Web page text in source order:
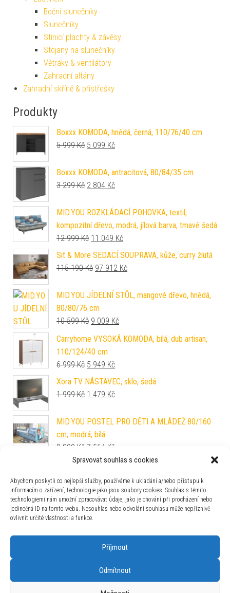
Spravovat souhlas s cookies
Abychom poskytli co nejlepší služby, používáme k ukládání a/nebo přístupu k
informacím o zařízení, technologie jako jsou soubory cookies. Souhlas s těmito
technologiemi nám umožní zpracovávat údaje, jako je chování při procházení nebo
jedinečná ID na tomto webu. Nesouhlas nebo odvolání souhlasu může nepříznivě
ovlivnit určité vlastnosti a funkce.
Příjmout
Odmítnout
Boční slunečníky
Slunečníky
Stínicí plachty & závěsy
Stojany na slunečníky
Větráky & ventilátory
Zahradní altány
Zahradní skříně & přístřešky
Produkty
Boxxx KOMODA, hnědá, černá, 110/76/40 cm
5 999Kč Původní cena byla: 5 999 Kč.
5 099 KčAktuální cena je: 5 099 Kč.
Boxxx KOMODA, antracitová, 80/84/35 cm
3 299Kč Původní cena byla: 3 299 Kč.
2 804 KčAktuální cena je: 2 804 Kč.
MID.YOU ROZKLÁDACÍ POHOVKA, textil,
kompozitní dřevo, modrá, jílová barva, tmavě šedá
12 999Kč Původní cena byla: 12 999 Kč.
11 049 KčAktuální cena je: 11 049 Kč.
Sit & More SEDACÍ SOUPRAVA, kůže, curry žlutá
115 190Kč Původní cena byla: 115 190 Kč.
97 912 KčAktuální cena je: 97 912 Kč.
MID.YOU JÍDELNÍ STŮL, mangové dřevo, hnědá,
80/80/76 cm
10 599Kč Původní cena byla: 10 599 Kč.
9 009 KčAktuální cena je: 9 009 Kč.
Carryhome VYSOKÁ KOMODA, bílá, dub artisan,
110/124/40 cm
6 999Kč Původní cena byla: 6 999 Kč.
5 949 KčAktuální cena je: 5 949 Kč.
Xora TV NÁSTAVEC, sklo, šedá
1 999Kč Původní cena byla: 1 999 Kč.
1 479 KčAktuální cena je: 1 479 Kč.
MID.YOU POSTEL PRO DĚTI A MLÁDEŽ 80/160
cm, modrá, bílá
8 899 Kč Původní cena byla: 8 899 Kč.
7 564 Kč
Hom`in KOMODA, tmavě šedá, dub artisan,
95/115/43 cm
9 999Kč Původní cena byla: 9 999 Kč.
7 399 KčAktuální cena je: 7 399 Kč.
MID.YOU ŠATNÍ LAVICE, 106/43/37 cm
4 999KčPůvodní cena byla: 4 999 Kč.
4 249